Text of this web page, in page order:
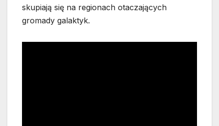
skupiają się na regionach otaczających
gromady galaktyk.